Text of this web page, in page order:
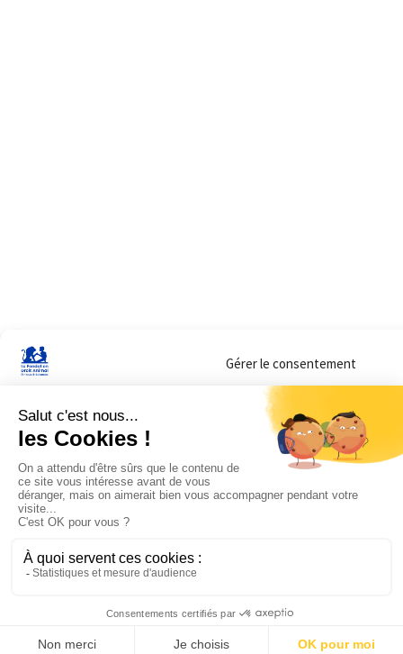
Gérer le consentement
Sur ce site, nous utilisons des cookies pour mesurer notre audience et vous
lorsque vous y consentez. Vous pouvez sélectionner ceux que vous autorisez
navigation.